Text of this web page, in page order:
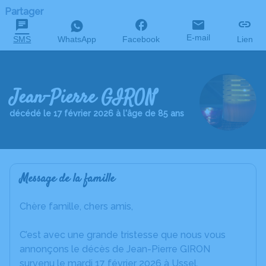
Partager
SMS WhatsApp Facebook E-mail Lien
Jean-Pierre GIRON
décédé le 17 février 2026 à l'âge de 85 ans
Message de la famille
Chère famille, chers amis,
C’est avec une grande tristesse que nous vous
annonçons le décès de Jean-Pierre GIRON
survenu le mardi 17 février 2026 à Ussel.